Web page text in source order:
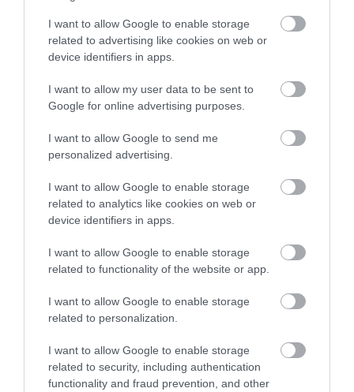
I want to allow Google to enable storage
related to advertising like cookies on web or
device identifiers in apps.
I want to allow my user data to be sent to
Google for online advertising purposes.
I want to allow Google to send me
personalized advertising.
I want to allow Google to enable storage
related to analytics like cookies on web or
device identifiers in apps.
I want to allow Google to enable storage
related to functionality of the website or app.
I want to allow Google to enable storage
related to personalization.
I want to allow Google to enable storage
related to security, including authentication
functionality and fraud prevention, and other
betekintést nyerjen olyan kérdésekbe, mint például
a földi víz forrásának rejtélye.
Nyitókép: / Bryan Goff/Unsplash
TUDOMÁNY KÍNAI ŰRMISSZIÓ
ASZTEROIDA KUTATÁS KÍNA
2026. JÚLIUS 13. ● TUDOMÁNY
Teljesen normális, ha magadban beszélsz –
A májunk évezredekig működhetne –
mégsem ez szabja meg…